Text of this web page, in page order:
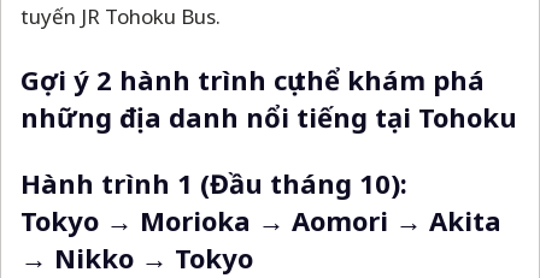
tuyến JR Tohoku Bus.
Gợi ý 2 hành trình cụ thể khám phá
những địa danh nổi tiếng tại Tohoku
Hành trình 1 (Đầu tháng 10):
Tokyo → Morioka → Aomori → Akita
→ Nikko → Tokyo